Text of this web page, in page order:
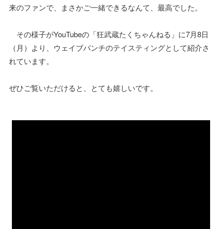
来のファンで、まさかご一緒できるなんて、最高でした。
その様子がYouTubeの「狂武蔵たくちゃんねる」に7月8日
（月）より、ウェイブパンチのテイスティングとして紹介さ
れています。
ぜひご覧いただけると、とても嬉しいです。